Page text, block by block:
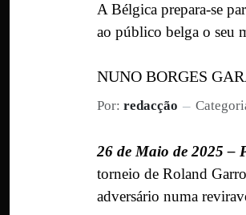
A Bélgica prepara-se
ao público belga o seu
NUNO BORGES
Por: redacção
26 de Maio de 2025 –
torneio de Roland
adversário numa